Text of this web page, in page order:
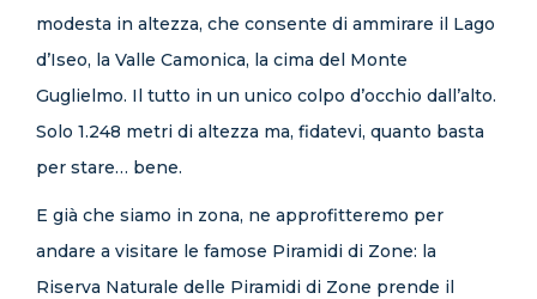
modesta in altezza, che consente di ammirare il Lago
d’Iseo, la Valle Camonica, la cima del Monte
Guglielmo. Il tutto in un unico colpo d’occhio dall’alto.
Solo 1.248 metri di altezza ma, fidatevi, quanto basta
per stare… bene.
E già che siamo in zona, ne approfitteremo per
andare a visitare le famose Piramidi di Zone: la
Riserva Naturale delle Piramidi di Zone prende il